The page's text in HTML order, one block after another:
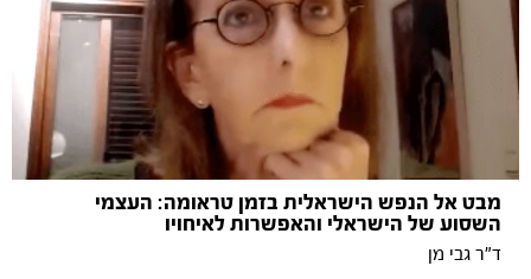
מבט אל הנפש הישראלית בזמן טראומה: העצמי
השסוע של הישראלי והאפשרות לאיחויו
ד"ר גבי מן